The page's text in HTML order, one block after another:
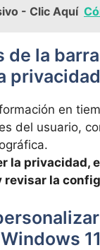
- Clic Aquí
​de la‍
en
del usuario,
la privacidad,
‌revisar la